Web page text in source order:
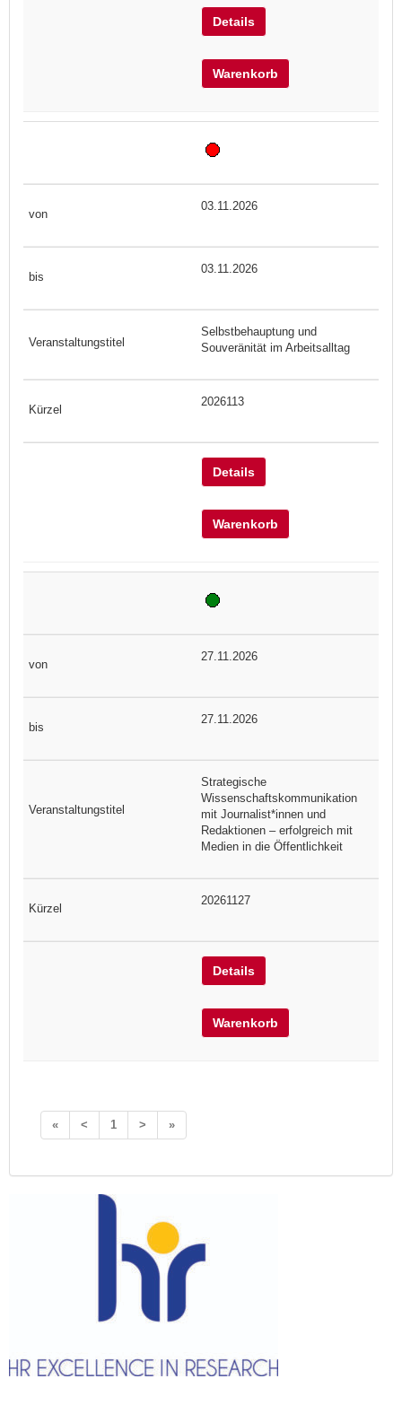
Details
Warenkorb
03.11.2026
03.11.2026
Selbstbehauptung und
Souveränität im Arbeitsalltag
2026113
Details
Warenkorb
27.11.2026
27.11.2026
Strategische
Wissenschaftskommunikation
mit Journalist*innen und
Redaktionen – erfolgreich mit
Medien in die Öffentlichkeit
20261127
Details
Warenkorb
« < 1 > »